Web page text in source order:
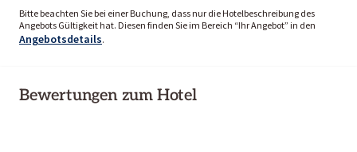
Bitte beachten Sie bei einer Buchung, dass nur die Hotelbeschreibung des
Angebots Gültigkeit hat. Diesen finden Sie im Bereich “Ihr Angebot” in den
Angebotsdetails.
Bewertungen zum Hotel